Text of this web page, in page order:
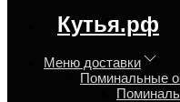
регион доставки:
Московская область
Кутья.рф
Меню доставки
Поминальные